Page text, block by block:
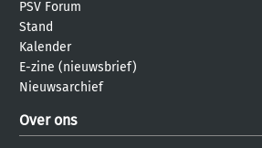
PSV Forum
Stand
Kalender
E-zine (nieuwsbrief)
Nieuwsarchief
Over ons